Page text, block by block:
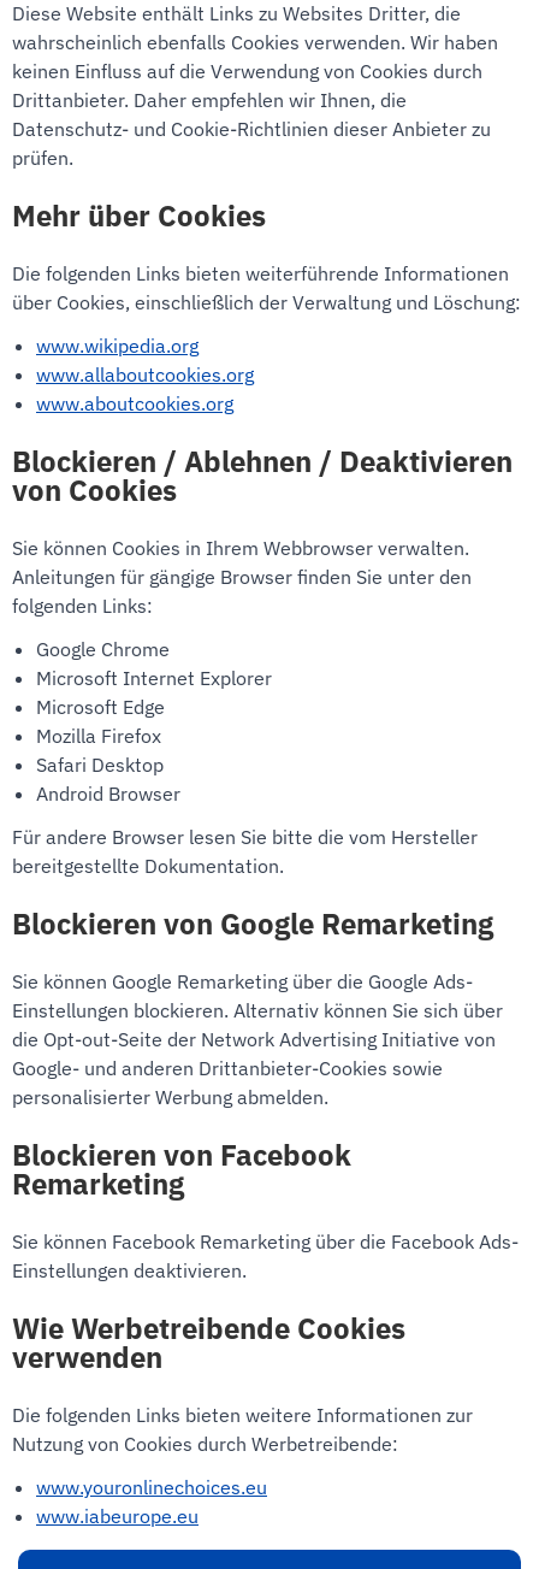
Diese Website enthält Links zu Websites Dritter, die
wahrscheinlich ebenfalls Cookies verwenden. Wir haben
keinen Einfluss auf die Verwendung von Cookies durch
Drittanbieter. Daher empfehlen wir Ihnen, die
Datenschutz- und Cookie-Richtlinien dieser Anbieter zu
prüfen.
Mehr über Cookies
Die folgenden Links bieten weiterführende Informationen
über Cookies, einschließlich der Verwaltung und Löschung:
www.wikipedia.org
www.allaboutcookies.org
www.aboutcookies.org
Blockieren / Ablehnen / Deaktivieren
von Cookies
Sie können Cookies in Ihrem Webbrowser verwalten.
Anleitungen für gängige Browser finden Sie unter den
folgenden Links:
Google Chrome
Microsoft Internet Explorer
Microsoft Edge
Mozilla Firefox
Safari Desktop
Android Browser
Für andere Browser lesen Sie bitte die vom Hersteller
bereitgestellte Dokumentation.
Blockieren von Google Remarketing
Sie können Google Remarketing über die Google Ads-
Einstellungen blockieren. Alternativ können Sie sich über
die Opt-out-Seite der Network Advertising Initiative von
Google- und anderen Drittanbieter-Cookies sowie
personalisierter Werbung abmelden.
Blockieren von Facebook
Remarketing
Sie können Facebook Remarketing über die Facebook Ads-
Einstellungen deaktivieren.
Wie Werbetreibende Cookies
verwenden
Die folgenden Links bieten weitere Informationen zur
Nutzung von Cookies durch Werbetreibende:
www.youronlinechoices.eu
www.iabeurope.eu